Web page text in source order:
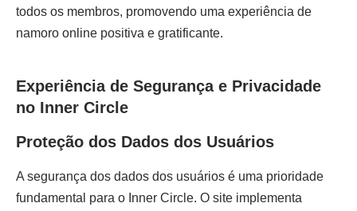
todos os membros, promovendo uma experiência de
namoro online positiva e gratificante.
Experiência de Segurança e Privacidade
no Inner Circle
Proteção dos Dados dos Usuários
A segurança dos dados dos usuários é uma prioridade
fundamental para o Inner Circle. O site implementa